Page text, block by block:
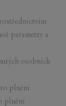
parametry a
osobních
plnění
plnění